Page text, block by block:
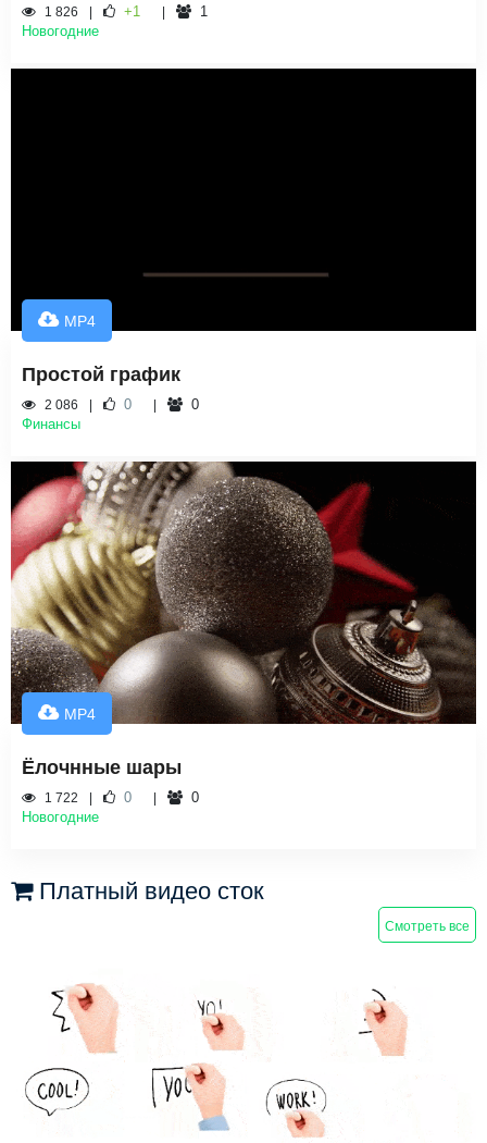
1 826 +1
1
Новогодние
MP4
Простой график
2 086 0
0
Финансы
MP4
Ёлочнные шары
1 722 0
0
Новогодние
Платный видео сток
Смотреть все